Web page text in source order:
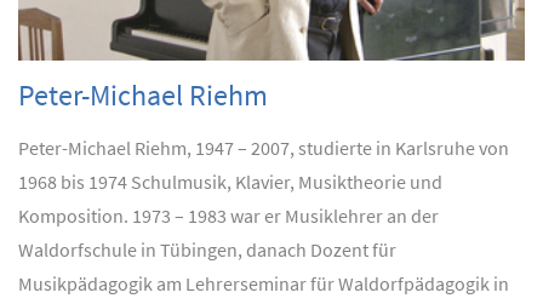
Peter-Michael Riehm
Peter-Michael Riehm, 1947 – 2007, studierte in Karlsruhe von
1968 bis 1974 Schulmusik, Klavier, Musiktheorie und
Komposition. 1973 – 1983 war er Musiklehrer an der
Waldorfschule in Tübingen, danach Dozent für
Musikpädagogik am Lehrerseminar für Waldorfpädagogik in